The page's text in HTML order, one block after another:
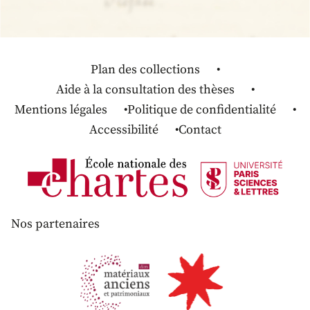
Plan des collections
Aide à la consultation des thèses
Mentions légales
Politique de confidentialité
Accessibilité
Contact
Nos partenaires